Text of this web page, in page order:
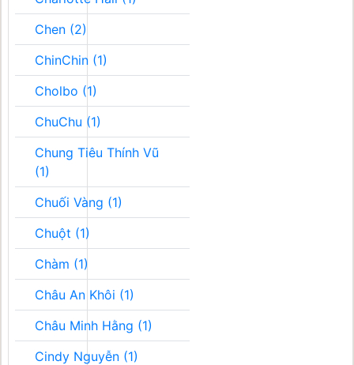
Chen (2)
ChinChin (1)
Cholbo (1)
ChuChu (1)
Chung Tiêu Thính Vũ
(1)
Chuối Vàng (1)
Chuột (1)
Chàm (1)
Châu An Khôi (1)
Châu Minh Hằng (1)
Cindy Nguyễn (1)